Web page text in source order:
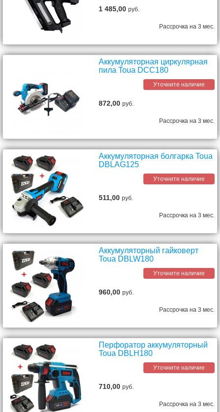
1 485,00руб.
Рассрочка на 3 мес.
Аккумуляторная циркулярная
пила Toua DCC180
Уточните наличие
872,00руб.
Рассрочка на 3 мес.
Аккумуляторная болгарка Toua
DBLAG125
Уточните наличие
511,00руб.
Рассрочка на 3 мес.
Аккумуляторный гайковерт
Toua DBLW180
Уточните наличие
960,00руб.
Рассрочка на 3 мес.
Перфоратор аккумуляторный
Toua DBLH180
Уточните наличие
710,00руб.
Рассрочка на 3 мес.